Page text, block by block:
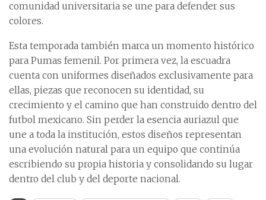
comunidad universitaria se une para defender sus
colores.
Esta temporada también marca un momento histórico
para Pumas femenil. Por primera vez, la escuadra
cuenta con uniformes diseñados exclusivamente para
ellas, piezas que reconocen su identidad, su
crecimiento y el camino que han construido dentro del
futbol mexicano. Sin perder la esencia auriazul que
une a toda la institución, estos diseños representan
una evolución natural para un equipo que continúa
escribiendo su propia historia y consolidando su lugar
dentro del club y del deporte nacional.